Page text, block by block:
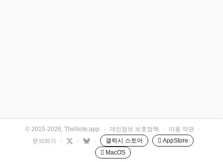
© 2015-2026, TheNote.app · 개인정보 보호정책 · 이용 약관
·
문의하기
· · · 갤럭시 스토어
 AppStore
 MacOS